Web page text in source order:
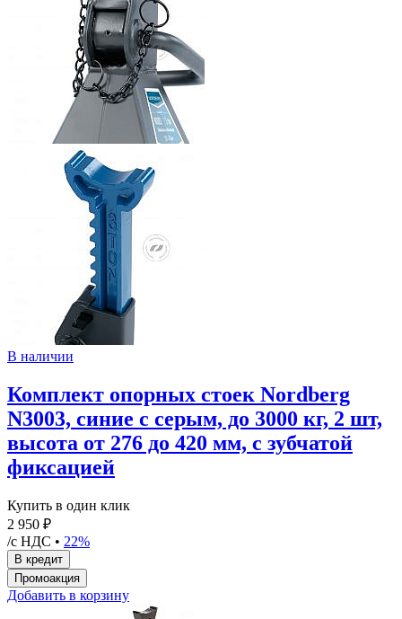
В наличии
Комплект опорных стоек Nordberg
N3003, синие с серым, до 3000 кг, 2 шт,
высота от 276 до 420 мм, с зубчатой
фиксацией
Купить в один клик
2 950 ₽
/с НДС • 22%
Добавить в корзину